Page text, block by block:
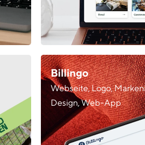
Billingo
Webseite, Logo,
Design, Web-App